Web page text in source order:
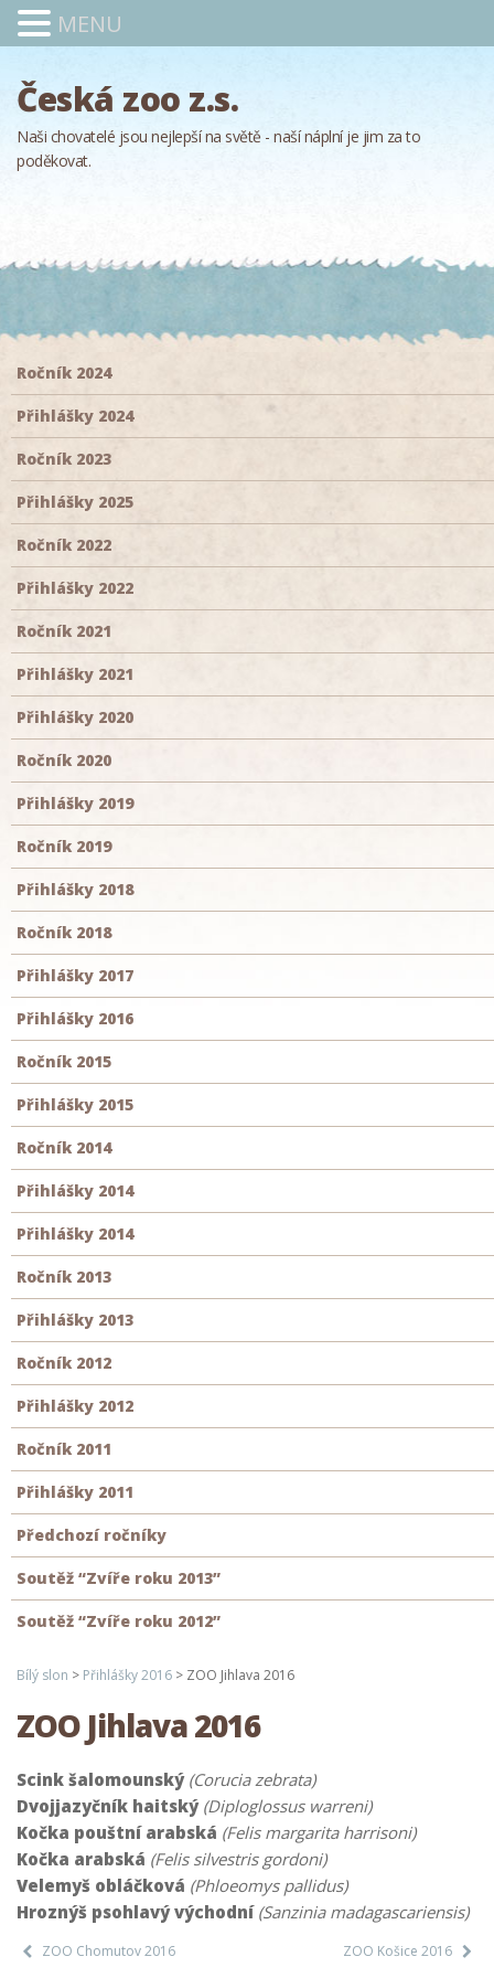
Česká zoo z.s.
Naši chovatelé jsou nejlepší na světě - naší náplní je jim za to
poděkovat.
Ročník 2024
Přihlášky 2024
Ročník 2023
Přihlášky 2025
Ročník 2022
Přihlášky 2022
Ročník 2021
Přihlášky 2021
Přihlášky 2020
Ročník 2020
Přihlášky 2019
Ročník 2019
Přihlášky 2018
Ročník 2018
Přihlášky 2017
Přihlášky 2016
Ročník 2015
Přihlášky 2015
Ročník 2014
Přihlášky 2014
Přihlášky 2014
Ročník 2013
Přihlášky 2013
Ročník 2012
Přihlášky 2012
Ročník 2011
Přihlášky 2011
Předchozí ročníky
Soutěž “Zvíře roku 2013”
Soutěž “Zvíře roku 2012”
Bílý slon > Přihlášky 2016 > ZOO Jihlava 2016
ZOO Jihlava 2016
Scink šalomounský (Corucia zebrata)
Dvojjazyčník haitský (Diploglossus warreni)
Kočka pouštní arabská (Felis margarita harrisoni)
Kočka arabská (Felis silvestris gordoni)
Velemyš obláčková (Phloeomys pallidus)
Hroznýš psohlavý východní (Sanzinia madagascariensis)
ZOO Chomutov 2016 ZOO Košice 2016
MENU